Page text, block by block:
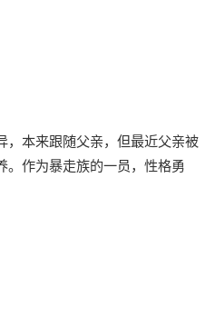
，本来跟随父亲，但最近父亲被
。作为暴走族的一员，性格勇